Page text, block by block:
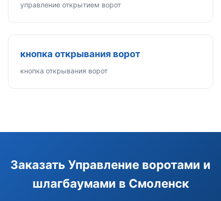
управление открытием ворот
кнопка открывания ворот
кнопка открывания ворот
Заказать Управление воротами и
шлагбаумами в Смоленск
модуль управления или готовый комплект.
Подобрать сигнализацию